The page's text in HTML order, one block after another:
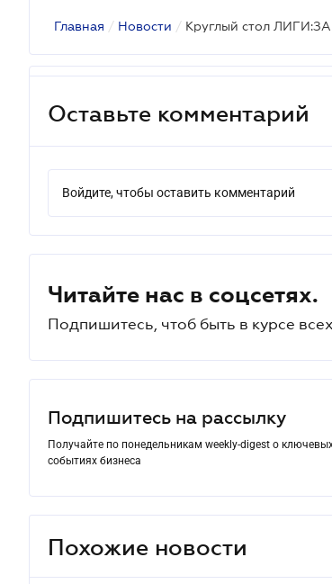
Главная / Новости / Круглый стол
Оставьте комментарий
Войдите, чтобы оставить комментарий
Читайте нас в соцсетях.
Подпишитесь, чтоб быть в курсе
Подпишитесь на рассылку
Получайте по понедельникам weekly-digest о
событиях бизнеса
Похожие новости